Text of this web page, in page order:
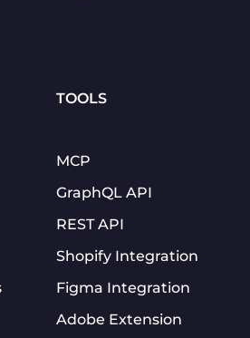
TOOLS
MCP
GraphQL API
REST API
Shopify Integration
Figma Integration
Adobe Extension